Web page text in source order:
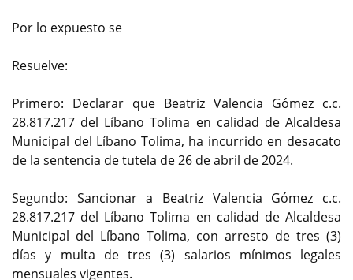
Por lo expuesto se
Resuelve:
Primero: Declarar que Beatriz Valencia Gómez c.c.
28.817.217 del Líbano Tolima en calidad de Alcaldesa
Municipal del Líbano Tolima, ha incurrido en desacato
de la sentencia de tutela de 26 de abril de 2024.
Segundo: Sancionar a Beatriz Valencia Gómez c.c.
28.817.217 del Líbano Tolima en calidad de Alcaldesa
Municipal del Líbano Tolima, con arresto de tres (3)
días y multa de tres (3) salarios mínimos legales
mensuales vigentes.